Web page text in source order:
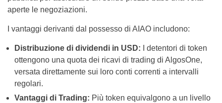
aperte le negoziazioni.
I vantaggi derivanti dal possesso di AIAO includono:
Distribuzione di dividendi in USD: I detentori di token
ottengono una quota dei ricavi di trading di AlgosOne,
versata direttamente sui loro conti correnti a intervalli
regolari.
Vantaggi di Trading: Più token equivalgono a un livello